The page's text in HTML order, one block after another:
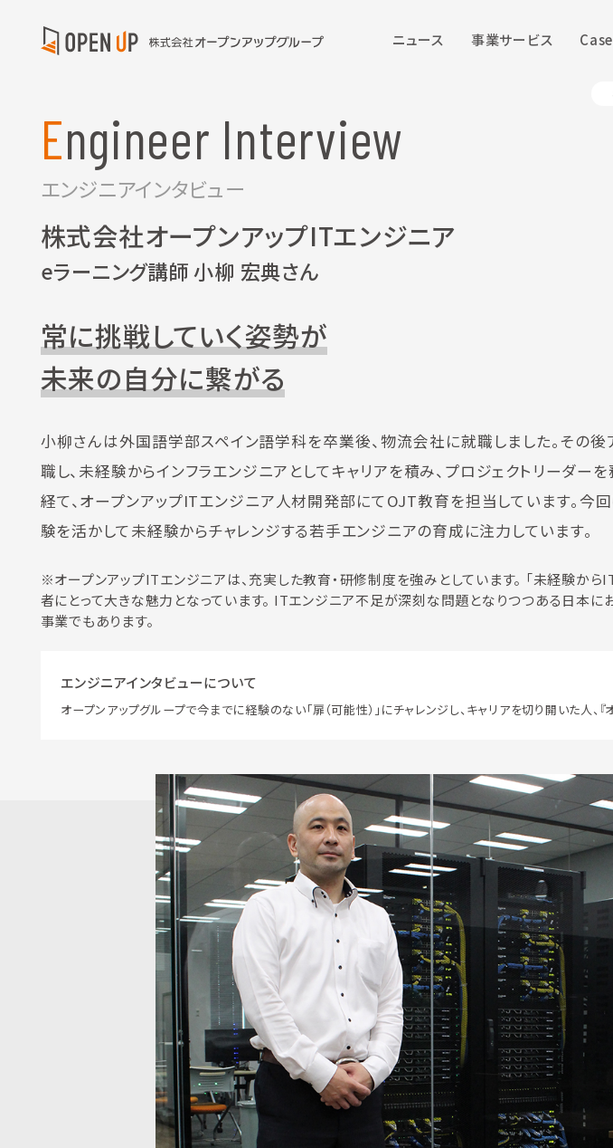
ニュース 事業サービス
Engineer Interview
エンジニアインタビュー
株式会社オープンアップITエンジニア
eラーニング講師 小柳 宏典さん
常に挑戦していく姿勢が
未来の自分に繋がる
小柳さんは外国語学部スペイン語学科を卒業後、物流会社に就職しました。その後
職し、未経験からインフラエンジニアとしてキャリアを積み、プロジェクトリーダー
経て、オープンアップITエンジニア人材開発部にてOJT教育を担当しています。今
験を活かして未経験からチャレンジする若手エンジニアの育成に注力しています。
※オープンアップITエンジニアは、充実した教育・研修制度を強みとしています。 「未経験か
者にとって大きな魅力となっています。 ITエンジニア不足が深刻な問題となりつつある日本
事業でもあります。
エンジニアインタビューについて
オープンアップグループで今までに経験のない「扉（可能性）」にチャレンジし、キャリアを切り開いた人、『